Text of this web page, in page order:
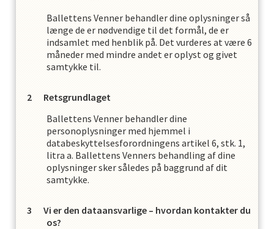
Ballettens Venner behandler dine oplysninger så
længe de er nødvendige til det formål, de er
indsamlet med henblik på. Det vurderes at være 6
måneder med mindre andet er oplyst og givet
samtykke til.
Retsgrundlaget
Ballettens Venner behandler dine
personoplysninger med hjemmel i
databeskyttelsesforordningens artikel 6, stk. 1,
litra a. Ballettens Venners behandling af dine
oplysninger sker således på baggrund af dit
samtykke.
Vi er den dataansvarlige – hvordan kontakter du
os?